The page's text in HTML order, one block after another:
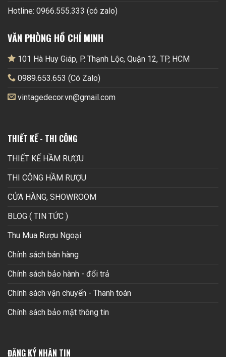
Hotline: 0966.555.333 (có zalo)
VĂN PHÒNG HỒ CHÍ MINH
101 Hà Huy Giáp, P. Thạnh Lộc, Quận 12, TP, HCM
0989.653.653 (Có Zalo)
vintagedecor.vn@gmail.com
THIẾT KẾ - THI CÔNG
THIẾT KẾ HẦM RƯỢU
THI CÔNG HẦM RƯỢU
CỬA HÀNG, SHOWROOM
BLOG ( TIN TỨC )
Thu Mua Rượu Ngoại
Chính sách bán hàng
Chính sách bảo hành - đổi trả
Chính sách vận chuyển - Thanh toán
Chính sách bảo mật thông tin
ĐĂNG KÝ NHẬN TIN